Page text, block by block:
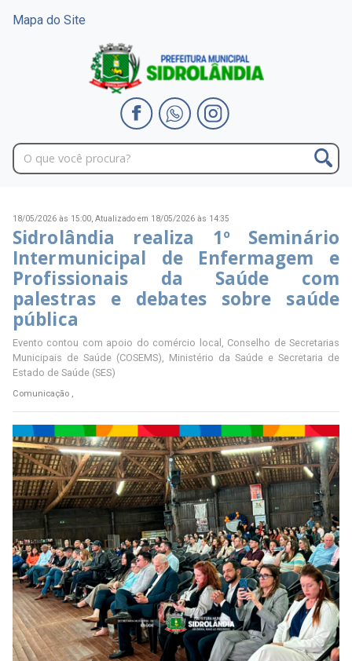
Mapa do Site
18/05/2026 às 15:00, Atualizado em 18/05/2026 às 14:35
Sidrolândia realiza 1º Seminário
Intermunicipal de Enfermagem e
Profissionais da Saúde com
palestras e debates sobre saúde
pública
Evento contou com apoio do comércio local, Conselho de Secretarias
Municipais de Saúde (COSEMS), Ministério da Saúde e Secretaria de
Estado de Saúde (SES)
Comunicação ,